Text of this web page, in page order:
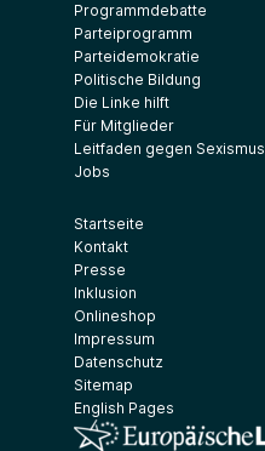
Programmdebatte
Parteiprogramm
Parteidemokratie
Politische Bildung
Die Linke hilft
Für Mitglieder
Leitfaden gegen Sexismus
Jobs
Startseite
Kontakt
Presse
Inklusion
Onlineshop
Impressum
Datenschutz
Sitemap
English Pages